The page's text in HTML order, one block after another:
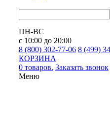
ПН-ВС
с 10:00 до 20:00
8 (800) 302-77-06 8 (499)
КОРЗИНА
0 товаров. Заказать звонок
Меню